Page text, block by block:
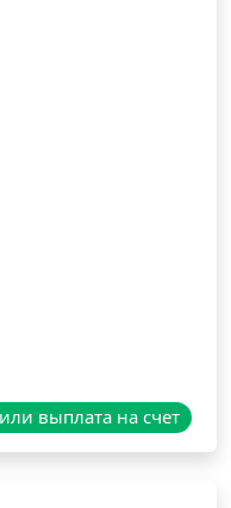
выплата на счет